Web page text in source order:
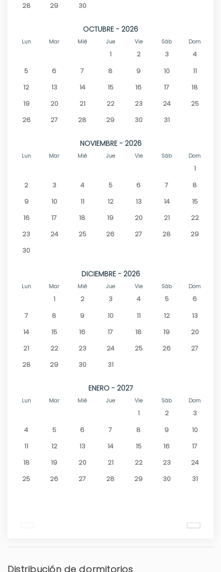
28
29 30
OCTUBRE - 2026
Lun Mar Mié Jue Vie Sáb Dom
1 2 3
4
5
6 7 8 9 10
11
12
13 14 15 16 17
18
19
20 21 22 23 24
25
26
27 28 29 30 31
NOVIEMBRE - 2026
Lun Mar Mié Jue Vie Sáb Dom
1
2
3 4 5 6 7
8
9
10 11 12 13 14
15
16
17 18 19 20 21
22
23
24 25 26 27 28
29
30
DICIEMBRE - 2026
Lun Mar Mié Jue Vie Sáb Dom
1 2 3 4 5
6
7
8 9 10 11 12
13
14
15 16 17 18 19
20
21
22 23 24 25 26
27
28
29 30 31
ENERO - 2027
Lun Mar Mié Jue Vie Sáb Dom
1 2
3
4
5 6 7 8 9
10
11
12 13 14 15 16
17
18
19 20 21 22 23
24
25
26 27 28 29 30 31
Distribución de dormitorios